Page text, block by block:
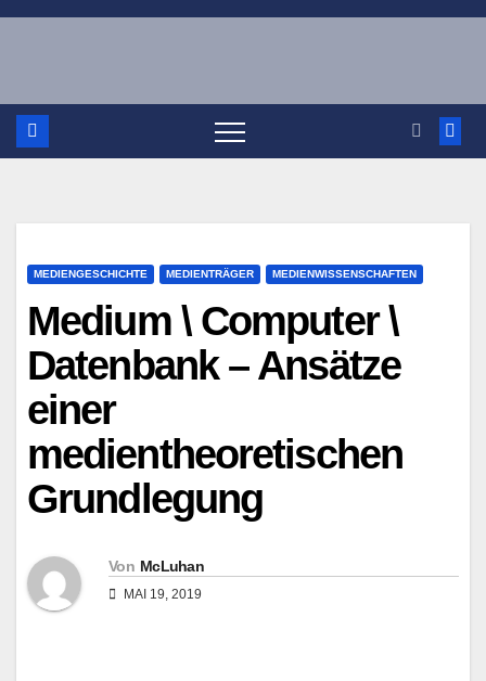
Zum
MEDIENGESCHICHTE MEDIENTRÄGER MEDIENWISSENSCHAFTEN
Medium \ Computer \
Datenbank – Ansätze
einer
medientheoretischen
Grundlegung
Von McLuhan
MAI 19, 2019